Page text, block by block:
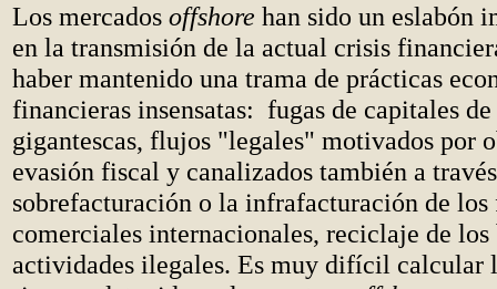
Los mercados offshore han sido un eslabón
en la transmisión de la actual crisis
haber mantenido una trama de prácticas
financieras insensatas: fugas de capitales
gigantescas, flujos "legales" motivados por
evasión fiscal y canalizados también a
sobrefacturación o la infrafacturación de
comerciales internacionales, reciclaje de
actividades ilegales. Es muy difícil calcular